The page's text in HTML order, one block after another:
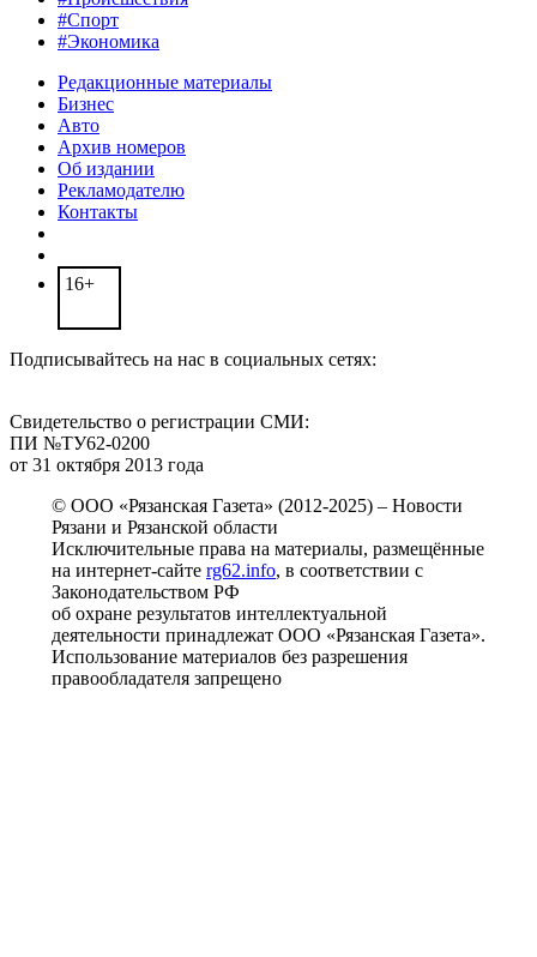
#Спорт
#Экономика
Редакционные материалы
Бизнес
Авто
Архив номеров
Об издании
Рекламодателю
Контакты
16+
Подписывайтесь на нас в социальных сетях:
Свидетельство о регистрации СМИ:
ПИ №ТУ62-0200
от 31 октября 2013 года
© ООО «Рязанская Газета» (2012-2025) – Новости
Рязани и Рязанской области
Исключительные права на материалы, размещённые
на интернет-сайте rg62.info, в соответствии с
Законодательством РФ
об охране результатов интеллектуальной
деятельности принадлежат ООО «Рязанская Газета».
Использование материалов без разрешения
правообладателя запрещено